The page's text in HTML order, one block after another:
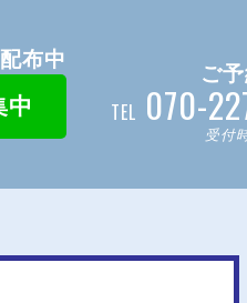
布中
中
ご
TEL 070-
受付